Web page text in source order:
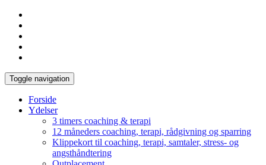
Toggle navigation
Forside
Ydelser
3 timers coaching & terapi
12 måneders coaching, terapi, rådgivning og sparring
Klippekort til coaching, terapi, samtaler, stress- og
angsthåndtering